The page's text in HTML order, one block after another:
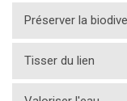
Préserver la
Tisser du lien